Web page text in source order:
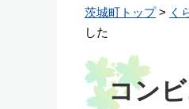
茨城町トップ> く
した
コン